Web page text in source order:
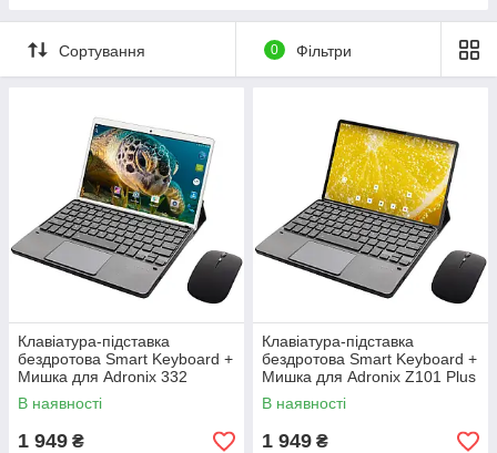
Сортування 0 Фільтри
Клавіатура-підставка
бездротова Smart Keyboard +
Мишка для Adronix 332
Ukr+Eng Black
В наявності
1 949 ₴
Клавіатура-підставка
бездротова Smart Keyboard +
Мишка для Adronix Z101 Plus
Ukr+Eng Black
В наявності
1 949 ₴